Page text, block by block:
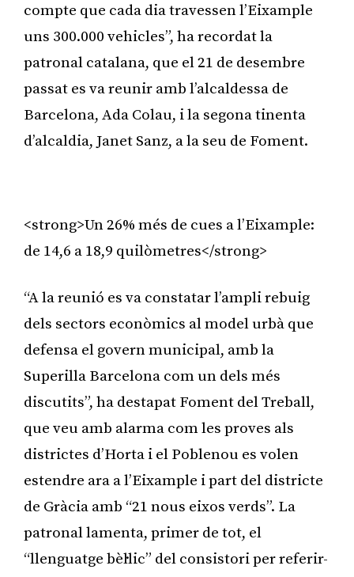
compte que cada dia travessen l’Eixample
uns 300.000 vehicles”, ha recordat la
patronal catalana, que el 21 de desembre
passat es va reunir amb l’alcaldessa de
Barcelona, Ada Colau, i la segona tinenta
d’alcaldia, Janet Sanz, a la seu de Foment.
<strong>Un 26% més de cues a l’Eixample:
de 14,6 a 18,9 quilòmetres</strong>
“A la reunió es va constatar l’ampli rebuig
dels sectors econòmics al model urbà que
defensa el govern municipal, amb la
Superilla Barcelona com un dels més
discutits”, ha destapat Foment del Treball,
que veu amb alarma com les proves als
districtes d’Horta i el Poblenou es volen
estendre ara a l’Eixample i part del districte
de Gràcia amb “21 nous eixos verds”. La
patronal lamenta, primer de tot, el
“llenguatge bèl·lic” del consistori per referir-